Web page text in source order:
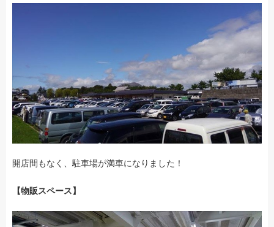
開店間もなく、駐車場が満車になりました！
【物販スペース】